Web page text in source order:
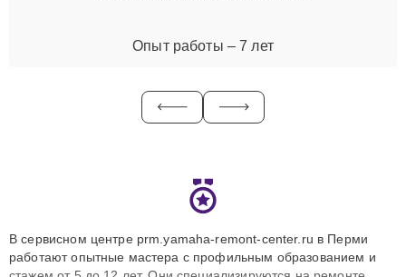
Опыт работы – 7 лет
В сервисном центре prm.yamaha-remont-center.ru в Перми
работают опытные мастера с профильным образованием и